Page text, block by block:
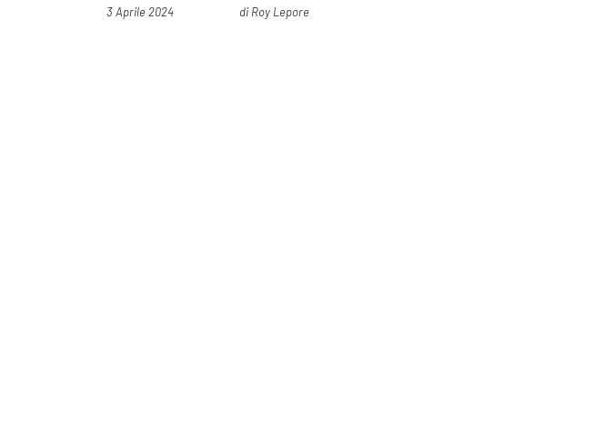
Pubblicato il
3 Aprile 2024 di Roy Lepore